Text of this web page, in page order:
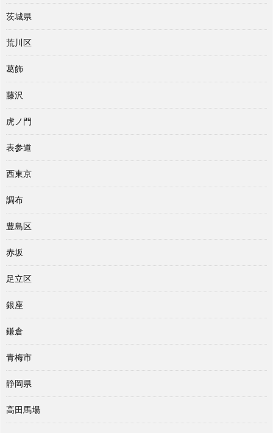
茨城県
荒川区
葛飾
藤沢
虎ノ門
表参道
西東京
調布
豊島区
赤坂
足立区
銀座
鎌倉
青梅市
静岡県
高田馬場